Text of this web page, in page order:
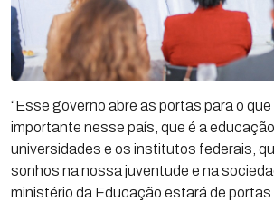
“Esse governo abre as portas para o que
importante nesse país, que é a
universidades e os institutos federais,
sonhos na nossa juventude e na
ministério da Educação estará de portas